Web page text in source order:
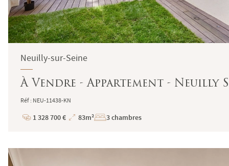
Neuilly-sur-Seine
À Vendre - Appartement - Neuilly
Réf : NEU-11438-KN
Prix
1 328 700 €
Superficie
83m² 3 chambres